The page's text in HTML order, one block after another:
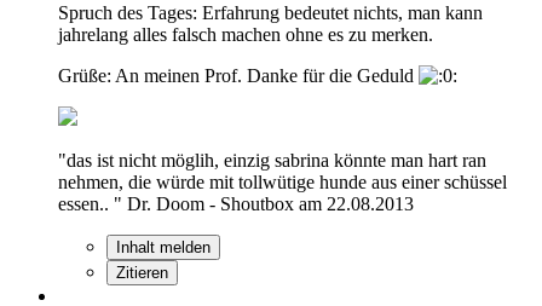
Spruch des Tages: Erfahrung bedeutet nichts, man kann
jahrelang alles falsch machen ohne es zu merken.
Grüße: An meinen Prof. Danke für die Geduld
"das ist nicht möglih, einzig sabrina könnte man hart ran
nehmen, die würde mit tollwütige hunde aus einer schüssel
essen.. " Dr. Doom - Shoutbox am 22.08.2013
Inhalt melden
Zitieren